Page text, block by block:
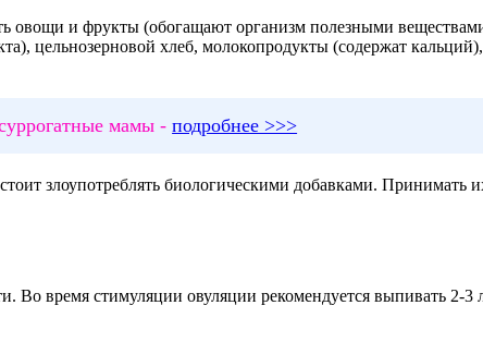
овощи и фрукты (обогащают организм полезными
цельнозерновой хлеб, молокопродукты (содержат
мамы -подробнее >>>
злоупотреблять биологическими добавками. Принимать
время стимуляции овуляции рекомендуется выпивать 2-3